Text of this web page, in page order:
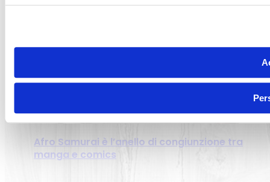
Afro Samurai è l’anello di congiunzione tra
manga e comics